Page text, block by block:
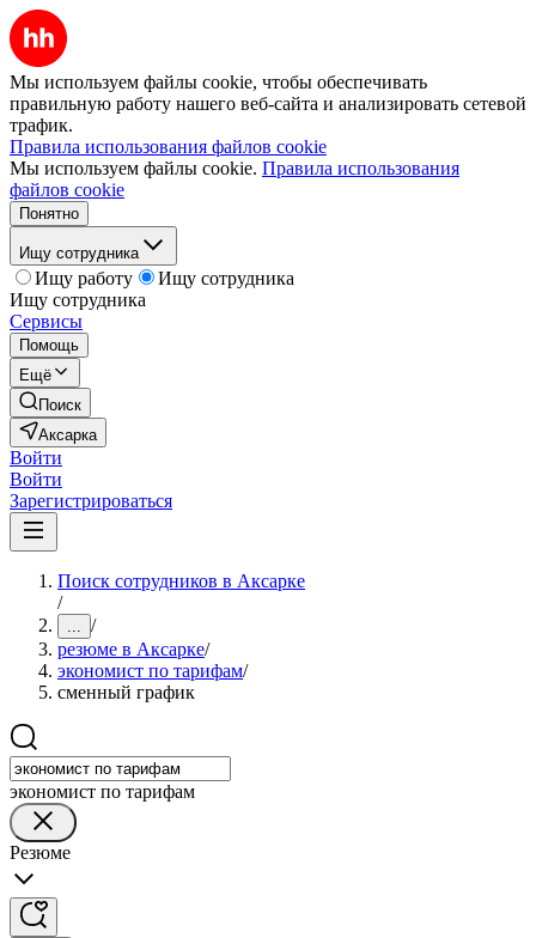
Мы используем файлы cookie, чтобы обеспечивать
правильную работу нашего веб-сайта и анализировать сетевой
трафик.
Правила использования файлов cookie
Мы используем файлы cookie. Правила использования
файлов cookie
Понятно
Ищу сотрудника
Ищу работу
Ищу сотрудника
Ищу сотрудника
Сервисы
Помощь
Ещё
Поиск
Аксарка
Войти
Войти
Зарегистрироваться
Поиск сотрудников в Аксарке
/
... /
резюме в Аксарке/
экономист по тарифам/
сменный график
экономист по тарифам
Резюме